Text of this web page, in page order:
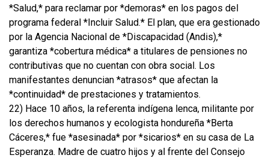
*Salud,* para reclamar por *demoras* en los pagos del
programa federal *Incluir Salud.* El plan, que era gestionado
por la Agencia Nacional de *Discapacidad (Andis),*
garantiza *cobertura médica* a titulares de pensiones no
contributivas que no cuentan con obra social. Los
manifestantes denuncian *atrasos* que afectan la
*continuidad* de prestaciones y tratamientos.
22) Hace 10 años, la referenta indígena lenca, militante por
los derechos humanos y ecologista hondureña *Berta
Cáceres,* fue *asesinada* por *sicarios* en su casa de La
Esperanza. Madre de cuatro hijos y al frente del Consejo